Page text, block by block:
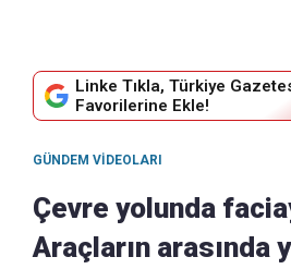
Linke Tıkla, Türkiye
Favorilerine Ekle!
GÜNDEM VIDEOLARI
Çevre yolunda
Araçların arasında